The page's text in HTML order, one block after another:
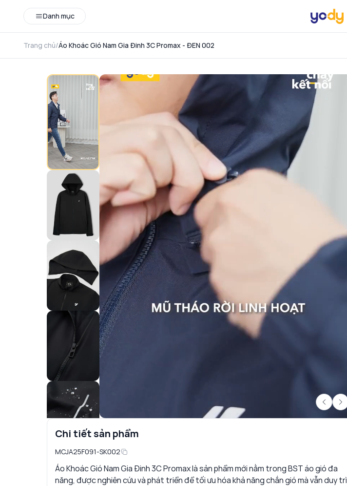
Danh mục
Trang chủ/Áo Khoác Gió Nam Gia Đinh 3C Promax - ĐEN 002
Chi tiết sản phẩm
MCJA25F091-SK002
Áo Khoác Gió Nam Gia Đinh 3C Promax là sản phẩm mới nằm trong BST áo gió đa
năng, được nghiên cứu và phát triển để tối ưu hóa khả năng chắn gió mà vẫn duy trì